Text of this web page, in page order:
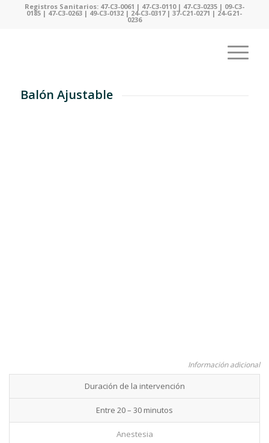
Registros Sanitarios: 47-C3-0061 | 47-C3-0110 | 47-C3-0235 | 09-C3-
0185 | 47-C3-0263 | 49-C3-0132 | 24-C3-0317 | 37-C21-0271 | 24-G21-
0236
Balón Ajustable
Información adicional
Duración de la intervención
Entre 20 – 30 minutos
Anestesia